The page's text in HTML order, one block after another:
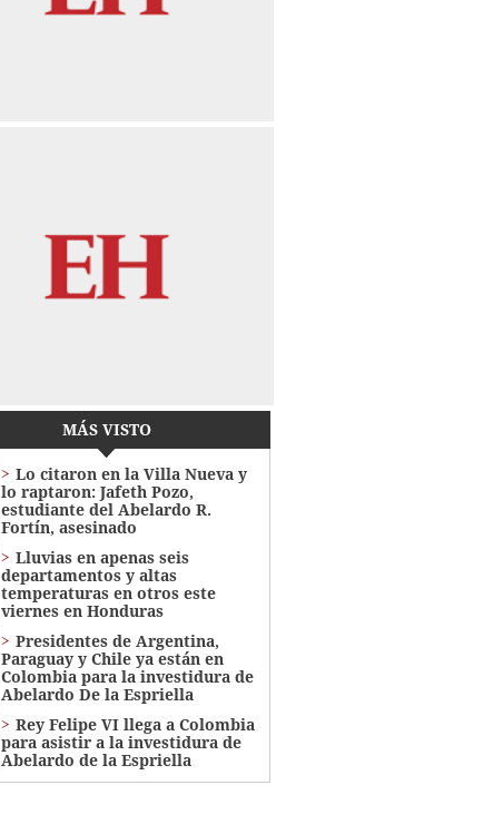
MÁS VISTO
Lo citaron en la Villa Nueva y
lo raptaron: Jafeth Pozo,
estudiante del Abelardo R.
Fortín, asesinado
Lluvias en apenas seis
departamentos y altas
temperaturas en otros este
viernes en Honduras
Presidentes de Argentina,
Paraguay y Chile ya están en
Colombia para la investidura de
Abelardo De la Espriella
Rey Felipe VI llega a Colombia
para asistir a la investidura de
Abelardo de la Espriella